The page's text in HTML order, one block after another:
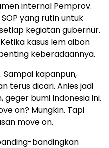
internal Pemprov.
yang rutin untuk
kegiatan gubernur.
kasus lem aibon
keberadaannya.
Sampai kapanpun,
terus dicari. Anies jadi
geger bumi Indonesia ini.
on? Mungkin. Tapi
move on.
bandingkan